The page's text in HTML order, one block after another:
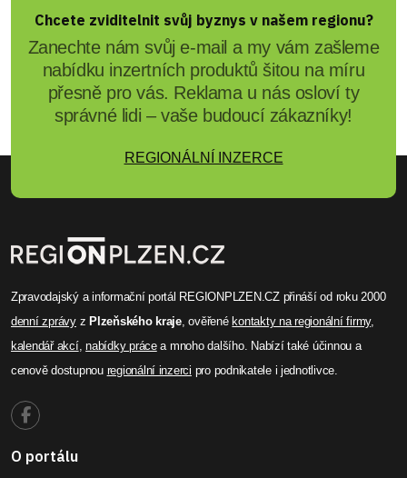
Česko přechází na letní čas.
Nejde jen o posun hodin, ale i
o dopady na každodenní režim